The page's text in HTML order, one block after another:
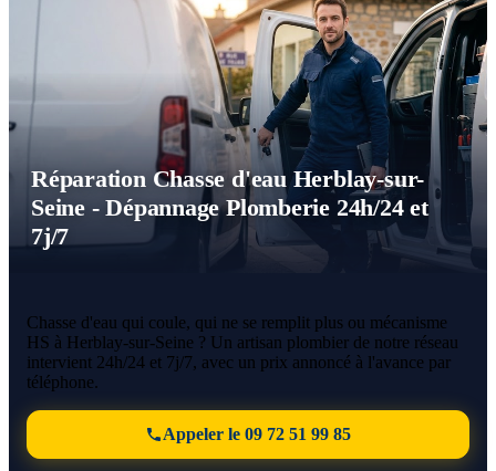
Réparation Chasse d'eau Herblay-sur-
Seine - Dépannage Plomberie 24h/24 et
7j/7
Chasse d'eau qui coule, qui ne se remplit plus ou mécanisme
HS à Herblay-sur-Seine ? Un artisan plombier de notre réseau
intervient 24h/24 et 7j/7, avec un prix annoncé à l'avance par
téléphone.
Appeler le 09 72 51 99 85